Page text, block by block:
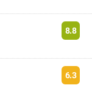
8.8
6.3